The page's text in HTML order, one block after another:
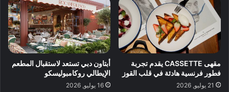
مقهى CASSETTE يقدم تجربة
فطور فرنسية هادئة في قلب القوز
21 يوليو, 2026
أبتاون دبي تستعد لاستقبال المطعم
الإيطالي روكامبوليسكو
16 يوليو, 2026